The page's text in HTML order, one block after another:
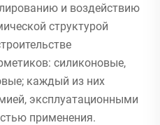
и воздействию
структурой
силиконовые,
каждый из них
эксплуатационными
применения.